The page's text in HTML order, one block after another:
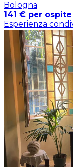
Bologna
141 € per ospite
Esperienza